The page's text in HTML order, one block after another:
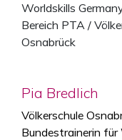
Pia Bredlich
Völkerschule
Bundestrainerin für